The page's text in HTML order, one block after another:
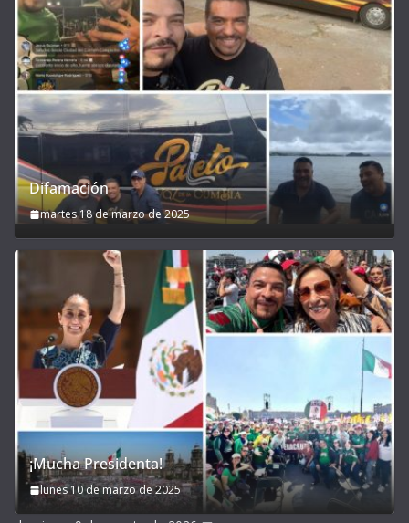
Difamación
martes 18 de marzo de 2025
¡Mucha Presidenta!
lunes 10 de marzo de 2025